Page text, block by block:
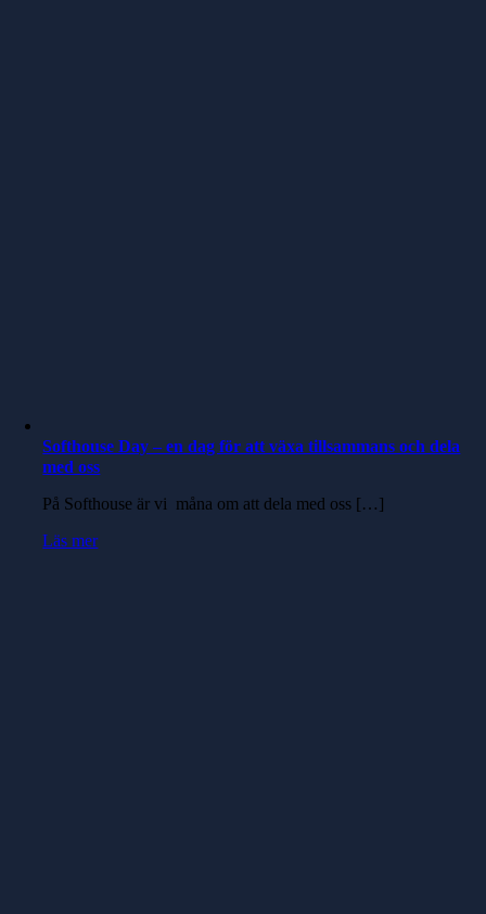
Softhouse Day – en dag för att växa tillsammans och dela
med oss
På Softhouse är vi måna om att dela med oss […]
Läs mer